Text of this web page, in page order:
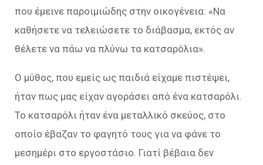
που έμεινε παροιμιώδης στην οικογένεια: «Να
καθήσετε να τελειώσετε το διάβασμα, εκτός αν
θέλετε να πάω να πλύνω τα κατσαρόλια».
Ο μύθος, που εμείς ως παιδιά είχαμε πιστέψει,
ήταν πως μας είχαν αγοράσει από ένα κατσαρόλι.
Το κατσαρόλι ήταν ένα μεταλλικό σκεύος, στο
οποίο έβαζαν το φαγητό τους για να φάνε το
μεσημέρι στο εργοστάσιο. Γιατί βέβαια δεν